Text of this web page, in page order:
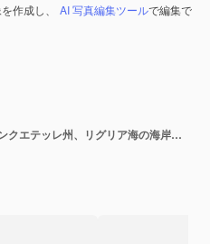
作成し、 AI 写真編集ツールで編集で
Manarola村とイタリア、チンクエテッレ州、リグリア海の海岸の眺め